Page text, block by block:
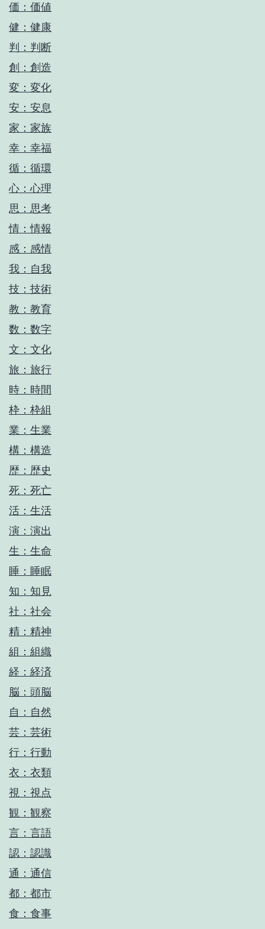
価：価値
健：健康
判：判断
創：創造
変：変化
安：安息
家：家族
幸：幸福
循：循環
心：心理
思：思考
情：情報
感：感情
我：自我
技：技術
教：教育
数：数字
文：文化
旅：旅行
時：時間
枠：枠組
業：生業
構：構造
歴：歴史
死：死亡
活：生活
演：演出
生：生命
睡：睡眠
知：知見
社：社会
精：精神
組：組織
経：経済
脳：頭脳
自：自然
芸：芸術
行：行動
衣：衣類
視：視点
観：観察
言：言語
認：認識
通：通信
都：都市
食：食事